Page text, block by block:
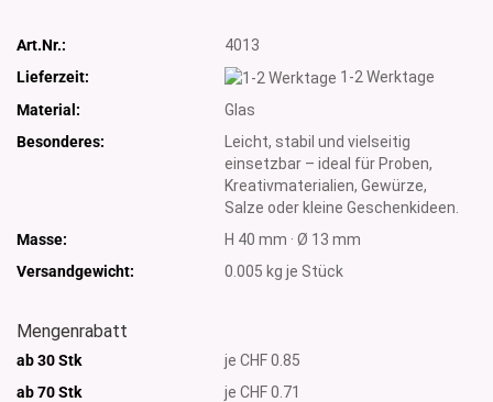
Art.Nr.:
4013
Lieferzeit:
1-2 Werktage
Material:
Glas
Besonderes:
Leicht, stabil und vielseitig
einsetzbar – ideal für Proben,
Kreativmaterialien, Gewürze,
Salze oder kleine Geschenkideen.
Masse:
H 40 mm · Ø 13 mm
Versandgewicht:
0.005 kg je Stück
Mengenrabatt
ab 30 Stk
je CHF 0.85
ab 70 Stk
je CHF 0.71